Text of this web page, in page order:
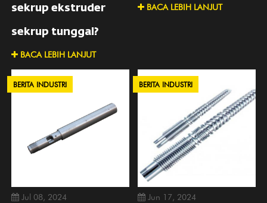
sekrup ekstruder
sekrup tunggal?
BACA LEBIH LANJUT
BACA LEBIH LANJUT
BERITA INDUSTRI
Jul 08, 2024
BERITA INDUSTRI
Jun 17, 2024